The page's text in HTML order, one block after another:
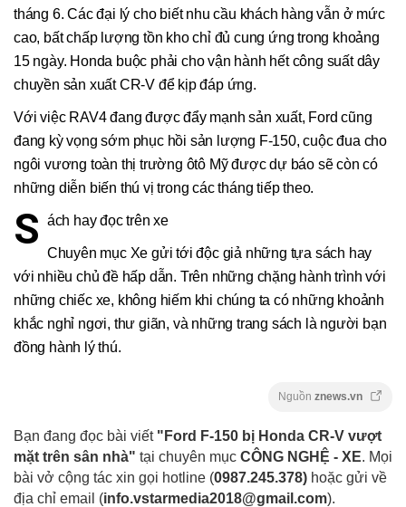
tháng 6. Các đại lý cho biết nhu cầu khách hàng vẫn ở mức
cao, bất chấp lượng tồn kho chỉ đủ cung ứng trong khoảng
15 ngày. Honda buộc phải cho vận hành hết công suất dây
chuyền sản xuất CR-V để kịp đáp ứng.
Với việc RAV4 đang được đẩy mạnh sản xuất, Ford cũng
đang kỳ vọng sớm phục hồi sản lượng F-150, cuộc đua cho
ngôi vương toàn thị trường ôtô Mỹ được dự báo sẽ còn có
những diễn biến thú vị trong các tháng tiếp theo.
S ách hay đọc trên xe
Chuyên mục Xe gửi tới độc giả những tựa sách hay
với nhiều chủ đề hấp dẫn. Trên những chặng hành trình với
những chiếc xe, không hiếm khi chúng ta có những khoảnh
khắc nghỉ ngơi, thư giãn, và những trang sách là người bạn
đồng hành lý thú.
Nguồn znews.vn
Bạn đang đọc bài viết "Ford F-150 bị Honda CR-V vượt
mặt trên sân nhà" tại chuyên mục CÔNG NGHỆ - XE. Mọi
bài vở cộng tác xin gọi hotline (0987.245.378) hoặc gửi về
địa chỉ email (info.vstarmedia2018@gmail.com).